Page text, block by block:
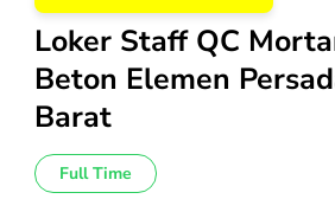
Enter)
Loker Staff QC
Beton Elemen
Barat
Full Time